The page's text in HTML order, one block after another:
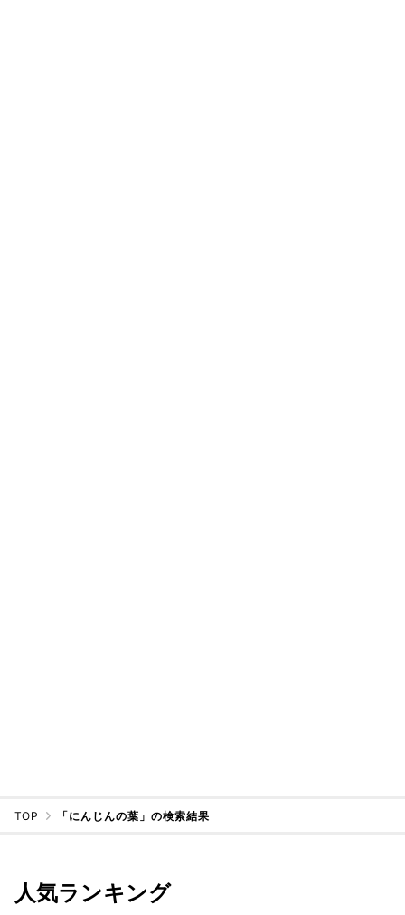
TOP 「にんじんの葉」の検索結果
人気ランキング